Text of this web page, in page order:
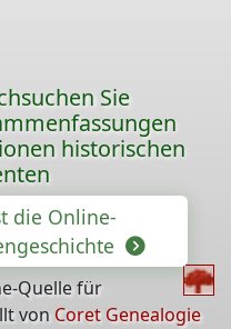
Sie
historischen
die Online-
Quelle für
von Coret Genealogie